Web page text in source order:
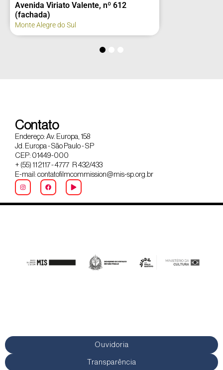
Avenida Viriato Valente, nº 612
(fachada)
Monte Alegre do Sul
Contato
Endereço: Av. Europa, 158
Jd. Europa - São Paulo - SP
CEP: 01449-000
+ (55) 11 2117 - 4777 R 432/433
E-mail: contatofilmcommission@mis-sp.org.br
Ouvidoria
Transparência